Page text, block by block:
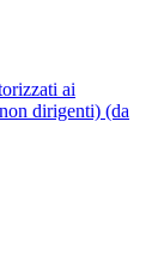
ai
dirigenti) (da